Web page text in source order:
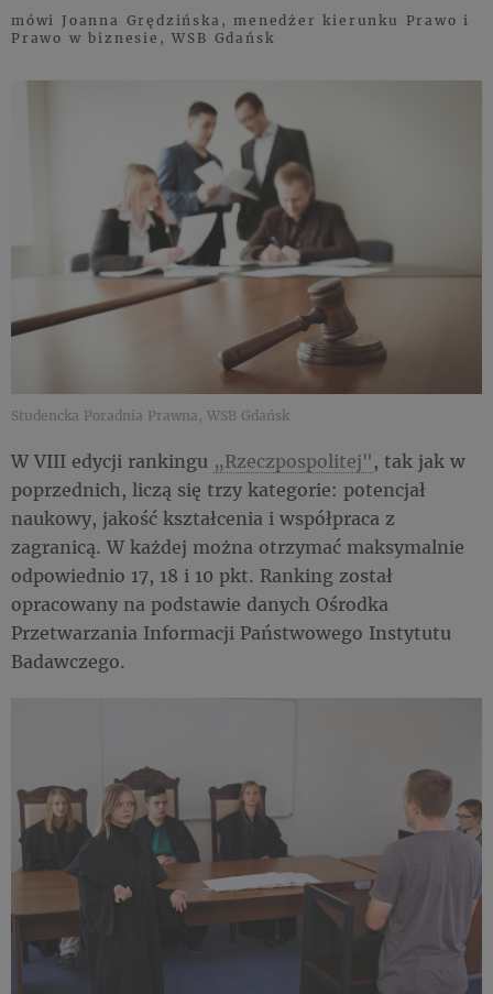
mówi Joanna Grędzińska, menedżer kierunku Prawo i
Prawo w biznesie, WSB Gdańsk
Studencka Poradnia Prawna, WSB Gdańsk
W VIII edycji rankingu „Rzeczpospolitej", tak jak w
poprzednich, liczą się trzy kategorie: potencjał
naukowy, jakość kształcenia i współpraca z
zagranicą. W każdej można otrzymać maksymalnie
odpowiednio 17, 18 i 10 pkt. Ranking został
opracowany na podstawie danych Ośrodka
Przetwarzania Informacji Państwowego Instytutu
Badawczego.